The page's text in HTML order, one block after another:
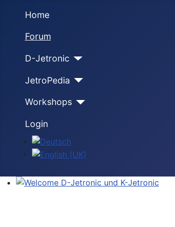
Home
Forum
D-Jetronic
JetroPedia
Workshops
Login
Select your language